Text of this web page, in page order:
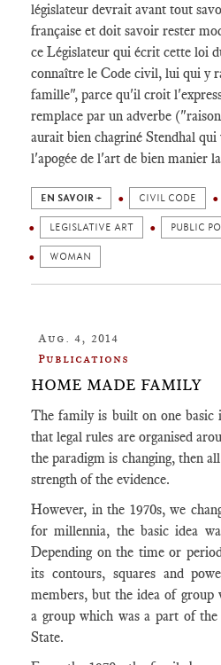
législateur devrait avant tout
française et doit savoir rester
ce Législateur qui écrit cette loi
connaître le Code civil, lui qui y
famille", parce qu'il croit
remplace par un adverbe
aurait bien chagriné Stendhal
l'apogée de l'art de bien manier
EN SAVOIR + CIVIL CODE
LEGISLATIVE ART PUBLIC
WOMAN
Aug. 4, 2014
Publications
HOME MADE FAMILY
The family is built on one basic
that legal rules are organised
the paradigm is changing, then
strength of the evidence.
However, in the 1970s, we
for millennia, the basic idea
Depending on the time or
its contours, squares and
members, but the idea of group
a group which was a part of
State.